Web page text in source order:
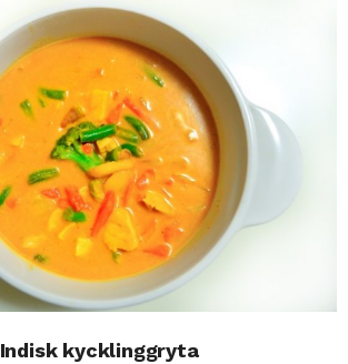
Indisk kycklinggryta